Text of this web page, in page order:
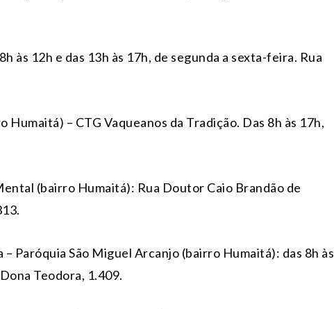
às 12h e das 13h às 17h, de segunda a sexta-feira. Rua
Humaitá) – CTG Vaqueanos da Tradição. Das 8h às 17h,
(bairro Humaitá): Rua Doutor Caio Brandão de
Paróquia São Miguel Arcanjo (bairro Humaitá): das 8h às
Teodora, 1.409.